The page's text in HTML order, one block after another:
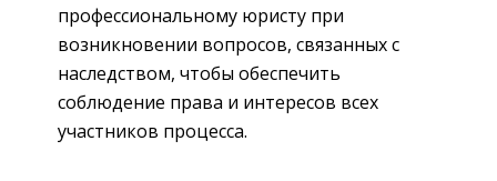
профессиональному юристу при
возникновении вопросов, связанных с
наследством, чтобы обеспечить
соблюдение права и интересов всех
участников процесса.